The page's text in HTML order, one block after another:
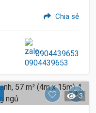
Chia sẻ
0904439653
3